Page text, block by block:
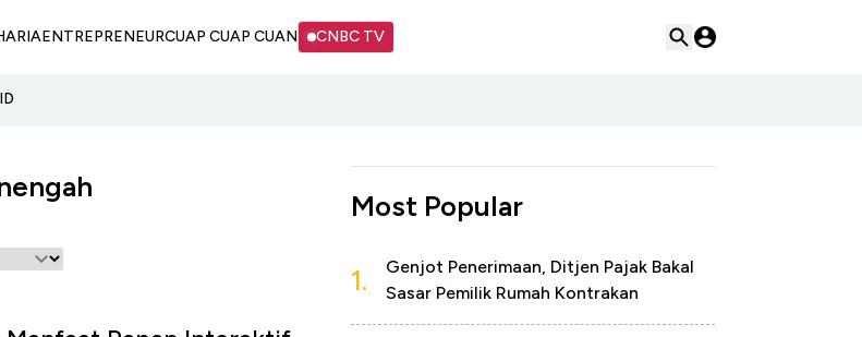
ENTREPRENEURCUAP CUAP CUAN CNBC TV
Most Popular
1.
Genjot Penerimaan, Ditjen Pajak Bakal
Sasar Pemilik Rumah Kontrakan